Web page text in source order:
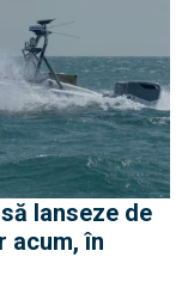
lanseze de
acum, în